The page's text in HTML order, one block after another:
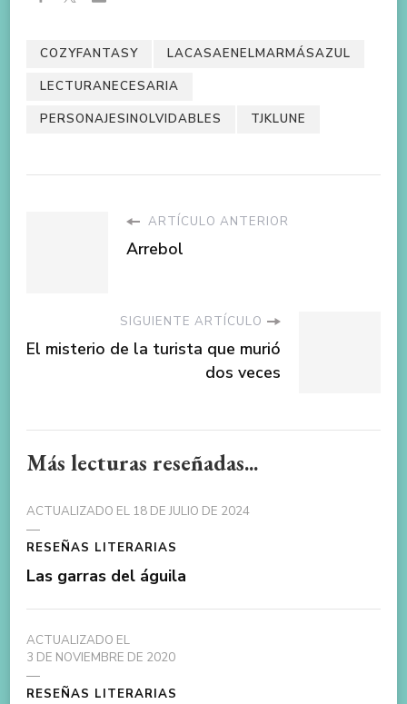
COZYFANTASY
LACASAENELMARMÁSAZUL
LECTURANECESARIA
PERSONAJESINOLVIDABLES
TJKLUNE
ARTÍCULO ANTERIOR
Arrebol
SIGUIENTE ARTÍCULO
El misterio de la turista que murió
dos veces
Más lecturas reseñadas...
ACTUALIZADO EL 18 DE JULIO DE 2024
RESEÑAS LITERARIAS
Las garras del águila
ACTUALIZADO EL
3 DE NOVIEMBRE DE 2020
RESEÑAS LITERARIAS